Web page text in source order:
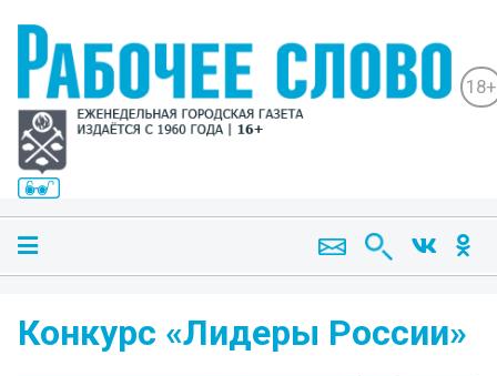
18+
Конкурс «Лидеры России»